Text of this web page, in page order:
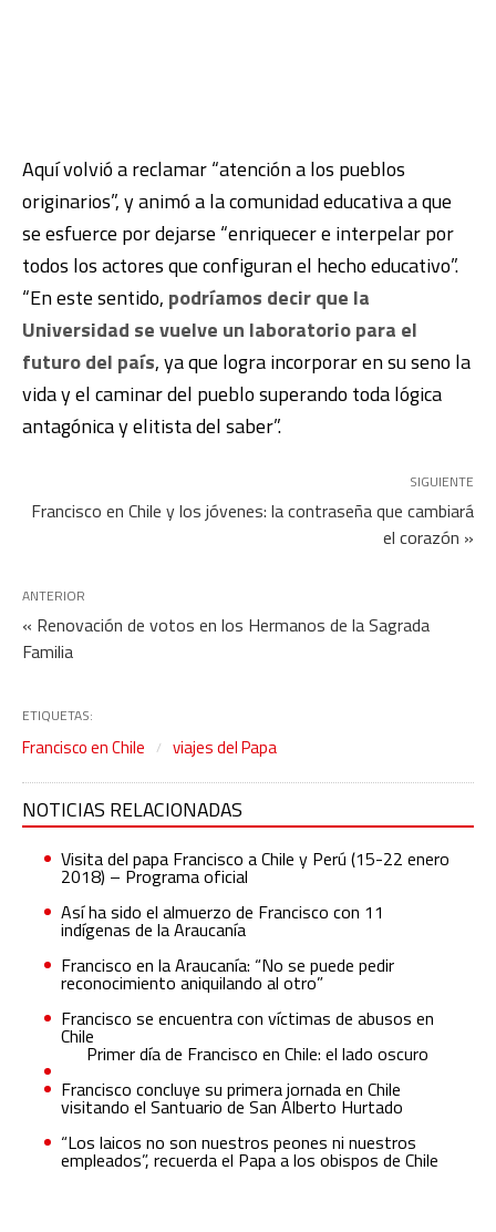
Aquí volvió a reclamar “atención a los pueblos
originarios”, y animó a la comunidad educativa a que
se esfuerce por dejarse “enriquecer e interpelar por
todos los actores que configuran el hecho educativo”.
“En este sentido, podríamos decir que la
Universidad se vuelve un laboratorio para el
futuro del país, ya que logra incorporar en su seno la
vida y el caminar del pueblo superando toda lógica
antagónica y elitista del saber”.
SIGUIENTE
Francisco en Chile y los jóvenes: la contraseña que cambiará
el corazón »
ANTERIOR
« Renovación de votos en los Hermanos de la Sagrada
Familia
ETIQUETAS:
Francisco en Chile viajes del Papa
NOTICIAS RELACIONADAS
Visita del papa Francisco a Chile y Perú (15-22 enero
2018) – Programa oficial
Así ha sido el almuerzo de Francisco con 11
indígenas de la Araucanía
Francisco en la Araucanía: “No se puede pedir
reconocimiento aniquilando al otro”
Francisco se encuentra con víctimas de abusos en
Chile
Primer día de Francisco en Chile: el lado oscuro
Francisco concluye su primera jornada en Chile
visitando el Santuario de San Alberto Hurtado
“Los laicos no son nuestros peones ni nuestros
empleados”, recuerda el Papa a los obispos de Chile